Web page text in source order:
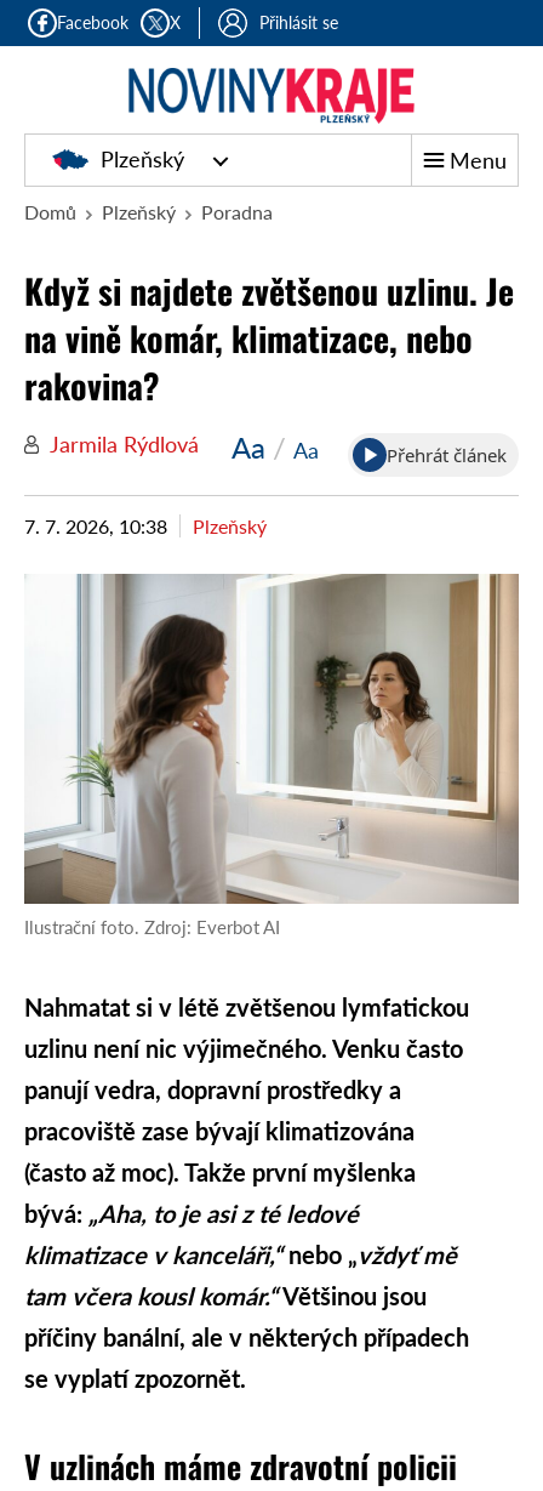
Facebook X Přihlásit se
Plzeňský Menu
Domů Plzeňský Poradna
Když si najdete zvětšenou uzlinu. Je
na vině komár, klimatizace, nebo
rakovina?
Jarmila Rýdlová Aa / Aa Přehrát článek
7. 7. 2026, 10:38 Plzeňský
Ilustrační foto. Zdroj: Everbot AI
Nahmatat si v létě zvětšenou lymfatickou
uzlinu není nic výjimečného. Venku často
panují vedra, dopravní prostředky a
pracoviště zase bývají klimatizována
(často až moc). Takže první myšlenka
bývá: „Aha, to je asi z té ledové
klimatizace v kanceláři,“nebo „vždyť mě
tam včera kousl komár.“Většinou jsou
příčiny banální, ale v některých případech
se vyplatí zpozornět.
V uzlinách máme zdravotní policii